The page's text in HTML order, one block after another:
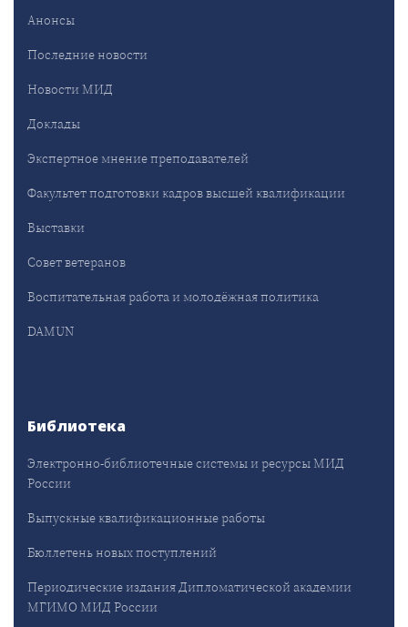
Анонсы
Последние новости
Новости МИД
Доклады
Экспертное мнение преподавателей
Факультет подготовки кадров высшей квалификации
Выставки
Совет ветеранов
Воспитательная работа и молодёжная политика
DAMUN
Библиотека
Электронно-библиотечные системы и ресурсы МИД
России
Выпускные квалификационные работы
Бюллетень новых поступлений
Периодические издания Дипломатической академии
МГИМО МИД России